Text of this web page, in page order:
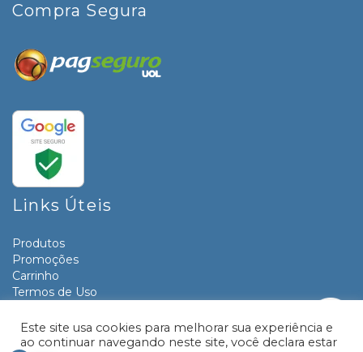
Compra Segura
Links Úteis
Produtos
Promoções
Carrinho
Termos de Uso
Contato
Este site usa cookies para melhorar sua experiência e
ao continuar navegando neste site, você declara estar